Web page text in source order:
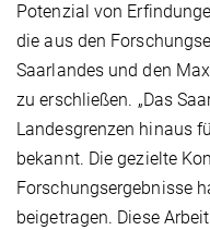
Potenzial von
die aus den
Saarlandes und den
zu erschließen. „Das
Landesgrenzen hinaus
bekannt. Die gezielte
Forschungsergebnisse
beigetragen. Diese